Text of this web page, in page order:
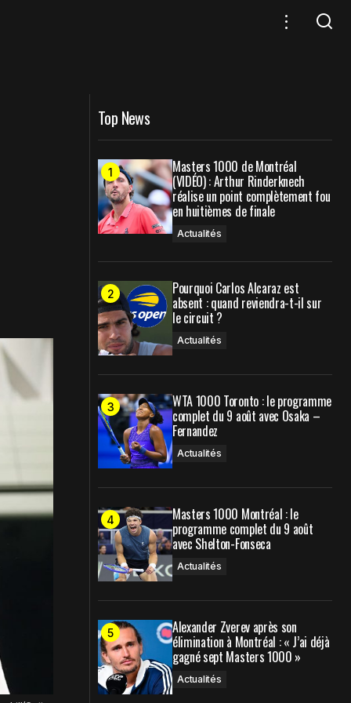
Top News
Masters 1000 de Montréal
(VIDÉO) : Arthur Rinderknech
réalise un point complètement fou
en huitièmes de finale
Actualités
Pourquoi Carlos Alcaraz est
absent : quand reviendra-t-il sur
le circuit ?
Actualités
WTA 1000 Toronto : le programme
complet du 9 août avec Osaka –
Fernandez
Actualités
Masters 1000 Montréal : le
programme complet du 9 août
avec Shelton-Fonseca
Actualités
Alexander Zverev après son
élimination à Montréal : « J’ai déjà
gagné sept Masters 1000 »
Actualités